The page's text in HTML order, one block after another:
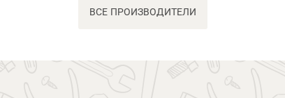
ВСЕ ПРОИЗВОДИТЕЛИ